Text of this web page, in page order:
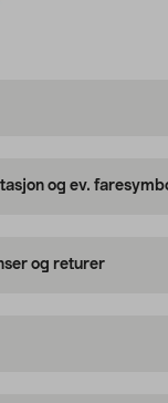
og ev.
og returer